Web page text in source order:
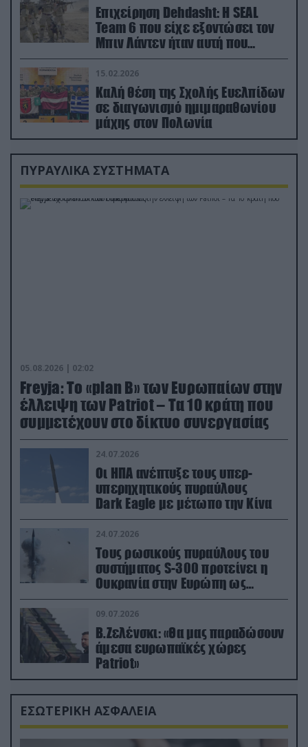
Επιχείρηση Dehdasht: Η SEAL
Team 6 που είχε εξοντώσει τον
Μπιν Λάντεν ήταν αυτή που
διέσωσε τον πιλότο του F-15
15.02.2026
Καλή θέση της Σχολής Ευελπίδων
σε διαγωνισμό ημιμαραθωνίου
μάχης στον Πολωνία
ΠΥΡΑΥΛΙΚΑ ΣΥΣΤΗΜΑΤΑ
05.08.2026 | 02:02
Freyja: Το «plan Β» των Ευρωπαίων στην
έλλειψη των Patriot – Τα 10 κράτη που
συμμετέχουν στο δίκτυο συνεργασίας
24.07.2026
Οι ΗΠΑ ανέπτυξε τους υπερ-
υπερηχητικούς πυραύλους
Dark Eagle με μέτωπο την Κίνα
24.07.2026
Τους ρωσικούς πυραύλους του
συστήματος S-300 προτείνει η
Ουκρανία στην Ευρώπη ως
αντιβαλλιστικό σύστημα
09.07.2026
Β.Ζελένσκι: «Θα μας παραδώσουν
άμεσα ευρωπαϊκές χώρες
Patriot»
ΕΣΩΤΕΡΙΚΗ ΑΣΦΑΛΕΙΑ